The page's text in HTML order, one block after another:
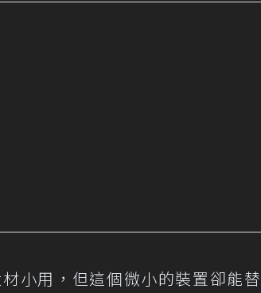
小用，但這個微小的裝置卻能替